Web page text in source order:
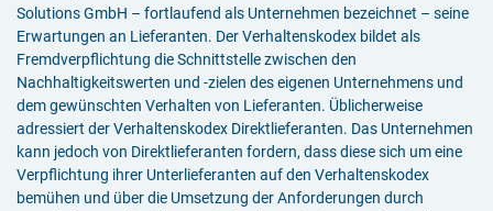
Solutions GmbH – fortlaufend als Unternehmen bezeichnet – seine
Erwartungen an Lieferanten. Der Verhaltenskodex bildet als
Fremdverpflichtung die Schnittstelle zwischen den
Nachhaltigkeitswerten und -zielen des eigenen Unternehmens und
dem gewünschten Verhalten von Lieferanten. Üblicherweise
adressiert der Verhaltenskodex Direktlieferanten. Das Unternehmen
kann jedoch von Direktlieferanten fordern, dass diese sich um eine
Verpflichtung ihrer Unterlieferanten auf den Verhaltenskodex
bemühen und über die Umsetzung der Anforderungen durch